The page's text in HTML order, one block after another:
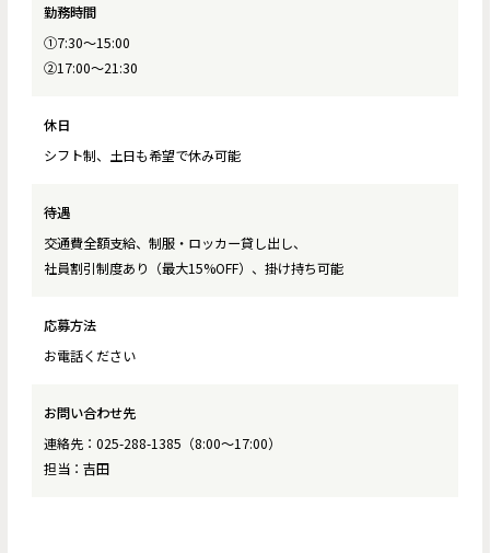
勤務時間
①7:30〜15:00
②17:00〜21:30
休日
シフト制、土日も希望で休み可能
待遇
交通費全額支給、制服・ロッカー貸し出し、
社員割引制度あり（最大15%OFF）、掛け持ち可能
応募方法
お電話ください
お問い合わせ先
連絡先：025-288-1385（8:00〜17:00）
担当：吉田